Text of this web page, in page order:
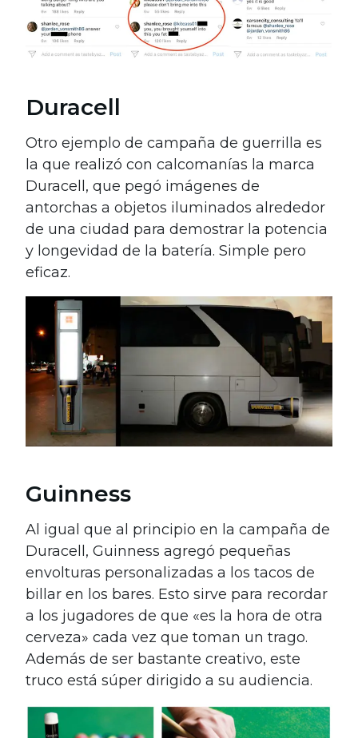
Duracell
Otro ejemplo de campaña de guerrilla es
la que realizó con calcomanías la marca
Duracell, que pegó imágenes de
antorchas a objetos iluminados alrededor
de una ciudad para demostrar la potencia
y longevidad de la batería. Simple pero
eficaz.
Guinness
Al igual que al principio en la campaña de
Duracell, Guinness agregó pequeñas
envolturas personalizadas a los tacos de
billar en los bares. Esto sirve para recordar
a los jugadores de que «es la hora de otra
cerveza» cada vez que toman un trago.
Además de ser bastante creativo, este
truco está súper dirigido a su audiencia.